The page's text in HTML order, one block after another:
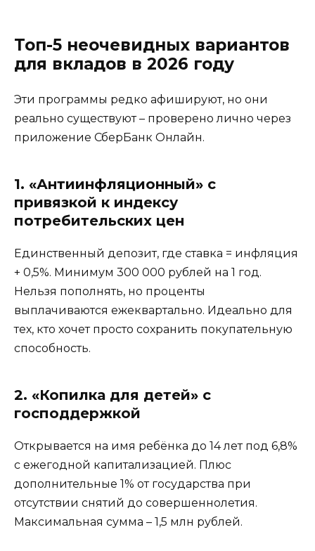
Топ-5 неочевидных вариантов
для вкладов в 2026 году
Эти программы редко афишируют, но они
реально существуют – проверено лично через
приложение СберБанк Онлайн.
1. «Антиинфляционный» с
привязкой к индексу
потребительских цен
Единственный депозит, где ставка = инфляция
+ 0,5%. Минимум 300 000 рублей на 1 год.
Нельзя пополнять, но проценты
выплачиваются ежеквартально. Идеально для
тех, кто хочет просто сохранить покупательную
способность.
2. «Копилка для детей» с
господдержкой
Открывается на имя ребёнка до 14 лет под 6,8%
с ежегодной капитализацией. Плюс
дополнительные 1% от государства при
отсутствии снятий до совершеннолетия.
Максимальная сумма – 1,5 млн рублей.